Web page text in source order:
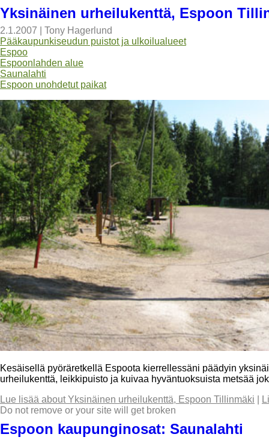
Yksinäinen urheilukenttä, Espoon
2.1.2007
Tony Hagerlund
Pääkaupunkiseudun puistot ja ulkoilualueet
Espoo
Espoonlahden alue
Saunalahti
Espoon unohdetut paikat
Kesäisellä pyöräretkellä Espoota kierrellessäni päädyin
urheilukenttä, leikkipuisto ja kuivaa hyväntuoksuista metsää
Lue lisää about Yksinäinen urheilukenttä, Espoon Tillinmäki
Do not remove or your site will get broken
Espoon kaupunginosat: Saunalahti